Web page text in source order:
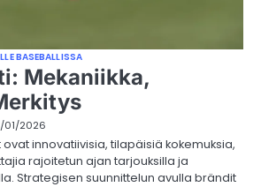
BASEBALLISSA
Mekaniikka,
01/2026
innovatiivisia, tilapäisiä kokemuksia,
rajoitetun ajan tarjouksilla ja
Strategisen suunnittelun avulla brändit